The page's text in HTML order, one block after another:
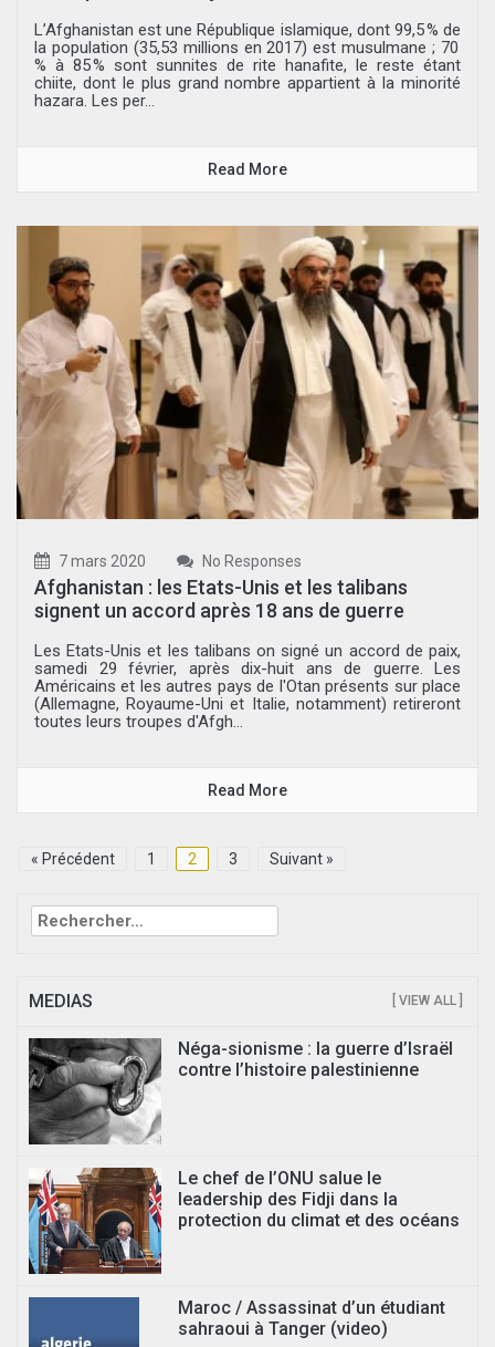
L’Afghanistan est une République islamique, dont 99,5 % de
la population (35,53 millions en 2017) est musulmane ; 70
% à 85 % sont sunnites de rite hanafite, le reste étant
chiite, dont le plus grand nombre appartient à la minorité
hazara. Les per...
Read More
7 mars 2020 No Responses
Afghanistan : les Etats-Unis et les talibans
signent un accord après 18 ans de guerre
Les Etats-Unis et les talibans on signé un accord de paix,
samedi 29 février, après dix-huit ans de guerre. Les
Américains et les autres pays de l'Otan présents sur place
(Allemagne, Royaume-Uni et Italie, notamment) retireront
toutes leurs troupes d'Afgh...
Read More
« Précédent 1 2 3 Suivant »
Rechercher :
MEDIAS [ VIEW ALL ]
Néga-sionisme : la guerre d’Israël
contre l’histoire palestinienne
Le chef de l’ONU salue le
leadership des Fidji dans la
protection du climat et des océans
Maroc / Assassinat d’un étudiant
sahraoui à Tanger (video)